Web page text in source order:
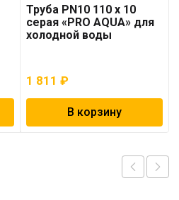
Труба PN10 110 x 10
серая «PRO AQUA» для
холодной воды
1 811₽
В корзину